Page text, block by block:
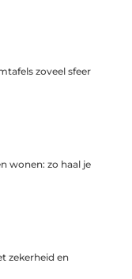
zoveel sfeer
wonen: zo haal je
zekerheid en